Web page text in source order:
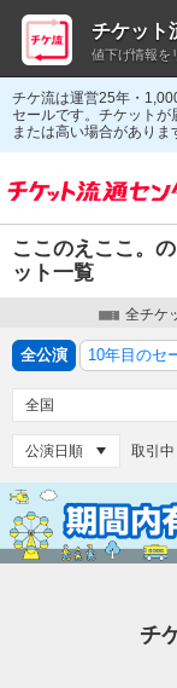
チケ流は運営25年・
セールです。チケット
または高い場合がありま
ここのえここ。
ット一覧
全チケ
全公演 10年目のセ
取引中
チ
チケット
値下げ情報を